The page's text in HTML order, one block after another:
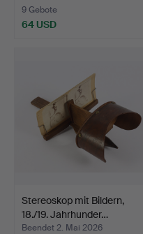
9 Gebote
64 USD
Stereoskop mit Bildern,
18./19. Jahrhunder…
Beendet 2. Mai 2026